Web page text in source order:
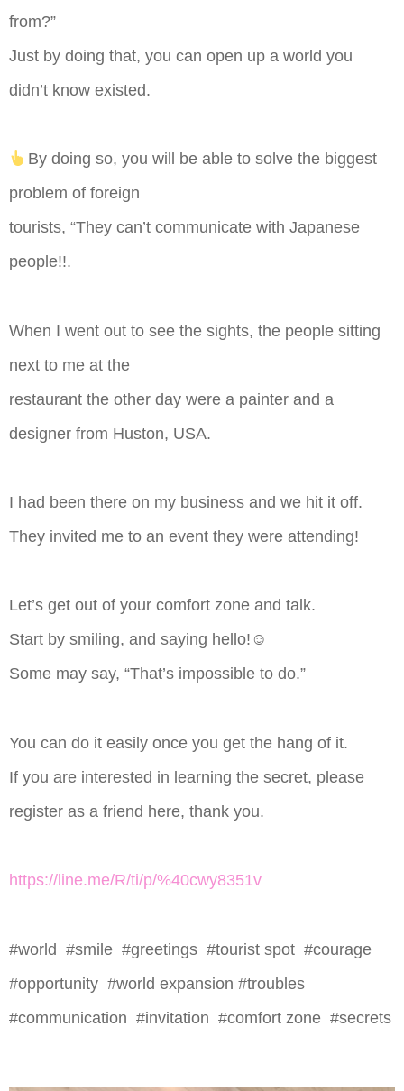
from?”
Just by doing that, you can open up a world you
didn’t know existed.
By doing so, you will be able to solve the biggest
problem of foreign
tourists, “They can’t communicate with Japanese
people!!.
When I went out to see the sights, the people sitting
next to me at the
restaurant the other day were a painter and a
designer from Huston, USA.
I had been there on my business and we hit it off.
They invited me to an event they were attending!
Let’s get out of your comfort zone and talk.
Start by smiling, and saying hello!☺
Some may say, “That’s impossible to do.”
You can do it easily once you get the hang of it.
If you are interested in learning the secret, please
register as a friend here, thank you.
https://line.me/R/ti/p/%40cwy8351v
#world #smile #greetings #tourist spot #courage
#opportunity #world expansion #troubles
#communication #invitation #comfort zone #secrets